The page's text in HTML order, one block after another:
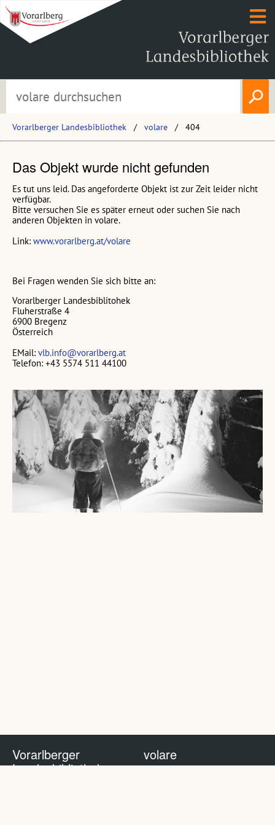
Vorarlberger Landesbibliothek volare 404
Das Objekt wurde nicht gefunden
Es tut uns leid. Das angeforderte Objekt ist zur Zeit leider nicht
verfügbar.
Bitte versuchen Sie es später erneut oder suchen Sie nach
anderen Objekten in volare.
Link: www.vorarlberg.at/volare
Bei Fragen wenden Sie sich bitte an:
Vorarlberger Landesbiblitohek
Fluherstraße 4
6900 Bregenz
Österreich
EMail: vlb.info@vorarlberg.at
Telefon: +43 5574 511 44100
Vorarlberger
Landesbibliothek
volare